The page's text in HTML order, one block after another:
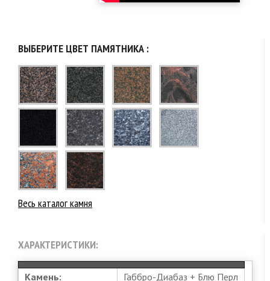
ВЫБЕРИТЕ ЦВЕТ ПАМЯТНИКА :
Весь каталог камня
ХАРАКТЕРИСТИКИ:
Камень:
Габбро-Диабаз + Блю Перл